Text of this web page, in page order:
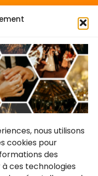
nous utilisons
cookies pour
des
ces technologies